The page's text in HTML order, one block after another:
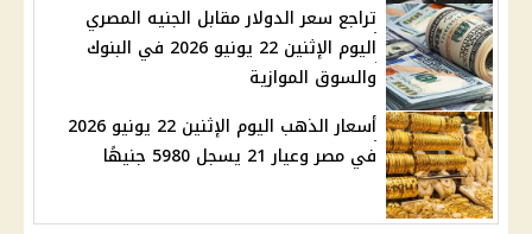
تراجع سعر الدولار مقابل الجنيه المصري
اليوم الإثنين 22 يونيو 2026 في البنوك
والسوق الموازية
أسعار الذهب اليوم الإثنين 22 يونيو 2026
في مصر وعيار 21 يسجل 5980 جنيهًا